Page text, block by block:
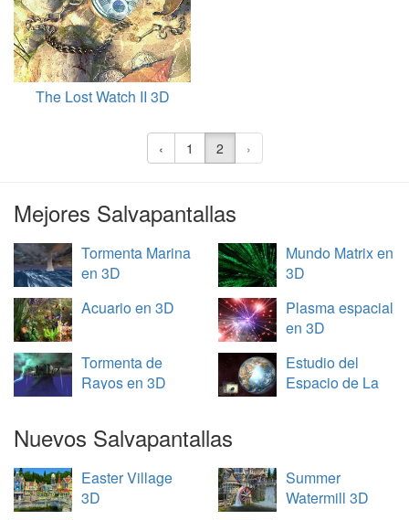
The Lost Watch II 3D
‹ 1 2 ›
Mejores Salvapantallas
Tormenta Marina
en 3D
Mundo Matrix en
3D
Acuario en 3D
Plasma espacial
en 3D
Tormenta de
Rayos en 3D
Estudio del
Espacio de La
Nuevos Salvapantallas
Easter Village
3D
Summer
Watermill 3D